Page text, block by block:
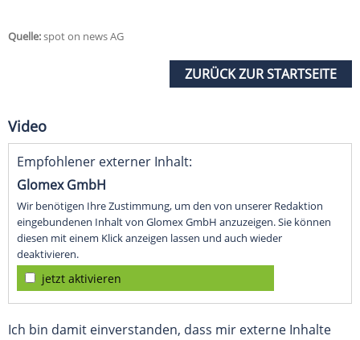
Quelle:spot on news AG
ZURÜCK ZUR STARTSEITE
Video
Empfohlener externer Inhalt:
Glomex GmbH
Wir benötigen Ihre Zustimmung, um den von unserer Redaktion
eingebundenen Inhalt von Glomex GmbH anzuzeigen. Sie können
diesen mit einem Klick anzeigen lassen und auch wieder
deaktivieren.
jetzt aktivieren
Ich bin damit einverstanden, dass mir externe Inhalte